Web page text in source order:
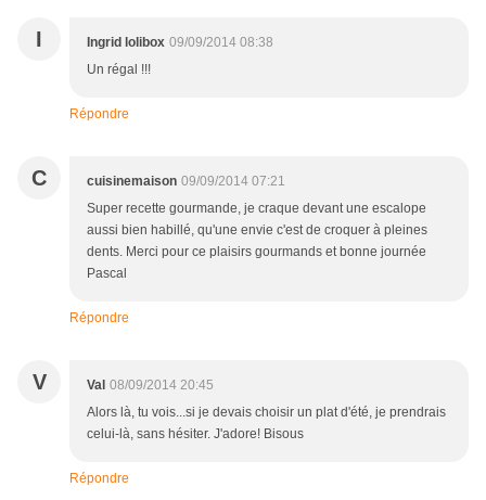
I Ingrid lolibox 09/09/2014 08:38
Un régal !!!
Répondre
C cuisinemaison 09/09/2014 07:21
Super recette gourmande, je craque devant une escalope
aussi bien habillé, qu'une envie c'est de croquer à pleines
dents. Merci pour ce plaisirs gourmands et bonne journée
Pascal
Répondre
V Val 08/09/2014 20:45
Alors là, tu vois...si je devais choisir un plat d'été, je prendrais
celui-là, sans hésiter. J'adore! Bisous
Répondre